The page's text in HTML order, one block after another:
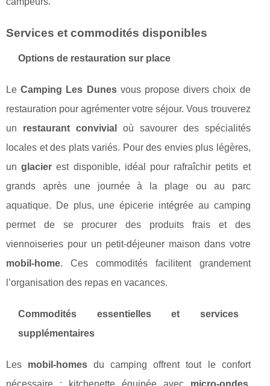
Services et commodités disponibles
Options de restauration sur place
LeCamping Les Dunesvous propose divers choix de
restauration pour agrémenter votre séjour. Vous trouverez
un restaurant convivial
où savourer des spécialités
locales et des plats variés. Pour des envies plus légères,
unglacier est disponible, idéal pour rafraîchir petits et
grands après une journée à la plage ou au parc
aquatique. De plus, une épicerie intégrée au camping
permet de se procurer des produits frais et des
viennoiseries pour un petit-déjeuner maison dans votre
mobil-home. Ces commodités facilitent grandement
l’organisation des repas en vacances.
Commodités essentielles et services
supplémentaires
Les mobil-homes du camping offrent tout le confort